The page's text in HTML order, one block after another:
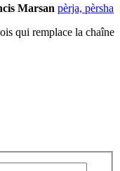
Marsan pèrja, pèrsha
qui remplace la chaîne